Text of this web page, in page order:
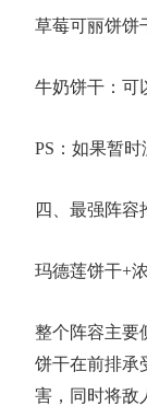
草莓可丽饼饼
牛奶饼干：可
PS：如果暂
四、最强阵容
玛德莲饼干+
整个阵容主要
饼干在前排承
害，同时将敌